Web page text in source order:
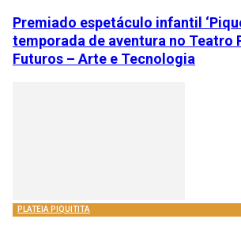
Premiado espetáculo infantil
temporada de aventura no Teatro
Futuros – Arte e Tecnologia
PLATEIA PIQUITITA